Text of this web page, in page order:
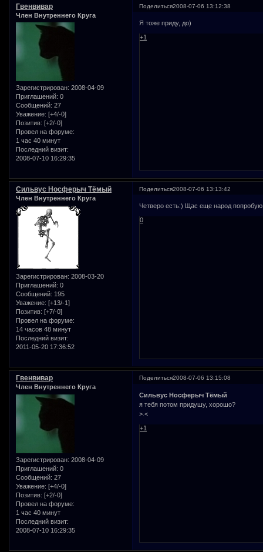
Поделиться2008-07-06 13:12:38
Гвенвивар
Член Внутреннего Круга
Зарегистрирован: 2008-04-09
Приглашений: 0
Сообщений: 27
Уважение: [+4/-0]
Позитив: [+2/-0]
Провел на форуме:
1 час 40 минут
Последний визит:
2008-07-10 16:29:35
Я тоже приду, до)
+1
Поделиться2008-07-06 13:13:42
Сильвус Носферыч Тёмый
Член Внутреннего Круга
Зарегистрирован: 2008-03-20
Приглашений: 0
Сообщений: 195
Уважение: [+13/-1]
Позитив: [+7/-0]
Провел на форуме:
14 часов 48 минут
Последний визит:
2011-05-20 17:36:52
Четверо есть:) Щас еще народ попробую
0
Поделиться2008-07-06 13:15:08
Гвенвивар
Член Внутреннего Круга
Зарегистрирован: 2008-04-09
Приглашений: 0
Сообщений: 27
Уважение: [+4/-0]
Позитив: [+2/-0]
Провел на форуме:
1 час 40 минут
Последний визит:
2008-07-10 16:29:35
Сильвус Носферыч Тёмый
я тебя потом придушу, хорошо?
>.<
+1